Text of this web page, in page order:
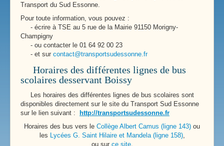
Transport du Sud Essonne.
Pour toute information, vous pouvez :
- écrire à TSE au 5 rue de la Mairie 91150 Morigny-
Champigny
- ou contacter le 01 64 92 00 23
- et sur contact@transportsudessonne.fr
Horaires des différentes lignes de bus
scolaires desservant Boissy
Les horaires des différentes lignes de bus scolaires sont
disponibles directement sur le site du Transport Sud Essonne
sur le lien suivant :
http://transportsudessonne.fr
Horaires des bus vers le Collège Albert Camus (ligne 143) ou
les
Lycées G. Saint Hilaire et Mandela (ligne 158),
ou sur ce site.